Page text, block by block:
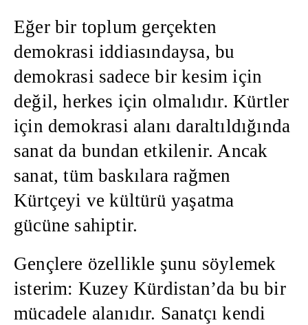
Eğer bir toplum gerçekten
demokrasi iddiasındaysa, bu
demokrasi sadece bir kesim için
değil, herkes için olmalıdır. Kürtler
için demokrasi alanı daraltıldığında
sanat da bundan etkilenir. Ancak
sanat, tüm baskılara rağmen
Kürtçeyi ve kültürü yaşatma
gücüne sahiptir.
Gençlere özellikle şunu söylemek
isterim: Kuzey Kürdistan’da bu bir
mücadele alanıdır. Sanatçı kendi